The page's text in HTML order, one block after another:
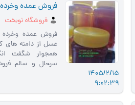
1405/2/15
9:02:39
فروش عمده
فروشگاه نوبخت
فروش عمده
عسل از دامنه های
همجوار شگفت
سرحال و سالم